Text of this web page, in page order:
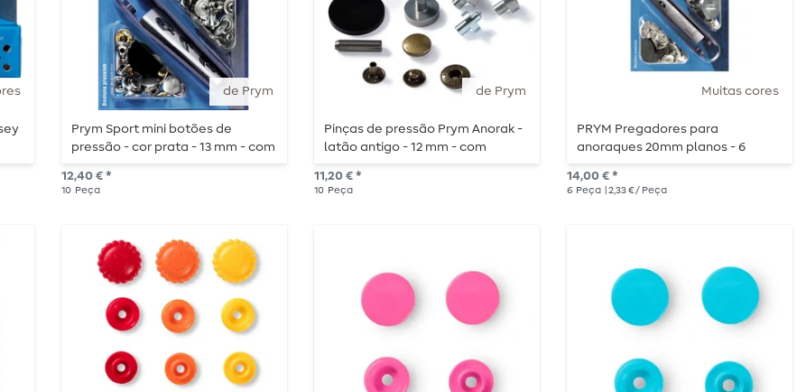
de Prym
Prym Sport mini botões de
pressão - cor prata - 13 mm - com
ferramenta e acessórios - 10
peças
12,40 € *
10 Peça
de Prym
Pinças de pressão Prym Anorak -
latão antigo - 12 mm - com
ferramenta e acessórios - 10
peças
11,20 € *
10 Peça
Muitas cores
PRYM Pregadores para
anoraques 20mm planos - 6
peças
14,00 € *
6 Peça | 2,33 € / Peça